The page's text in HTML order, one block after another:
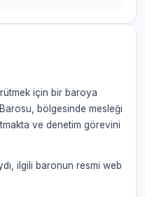
için bir baroya
bölgesinde mesleği
ve denetim görevini
ilgili baronun resmi web